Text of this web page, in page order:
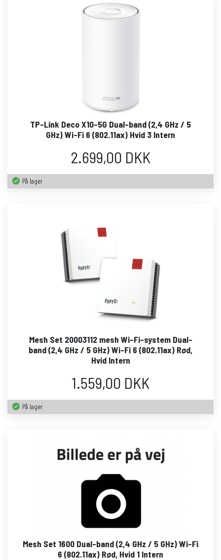
TP-Link Deco X10-5G Dual-band (2,4 GHz / 5
GHz) Wi-Fi 6 (802.11ax) Hvid 3 Intern
2.699,00 DKK
På lager
Mesh Set 20003112 mesh Wi-Fi-system Dual-
band (2,4 GHz / 5 GHz) Wi-Fi 6 (802.11ax) Rød,
Hvid Intern
1.559,00 DKK
På lager
Mesh Set 1600 Dual-band (2,4 GHz / 5 GHz) Wi-Fi
6 (802.11ax) Rød, Hvid 1 Intern